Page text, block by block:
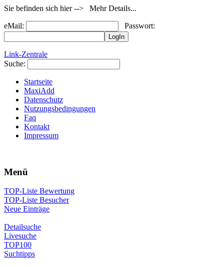
Sie befinden sich hier --> Mehr Details...
eMail: Passwort:
Link-Zentrale
Suche:
Startseite
MaxiAdd
Datenschutz
Nutzungsbedingungen
Faq
Kontakt
Impressum
Menü
TOP-Liste Bewertung
TOP-Liste Besucher
Neue Einträge
Detailsuche
Livesuche
TOP100
Suchtipps